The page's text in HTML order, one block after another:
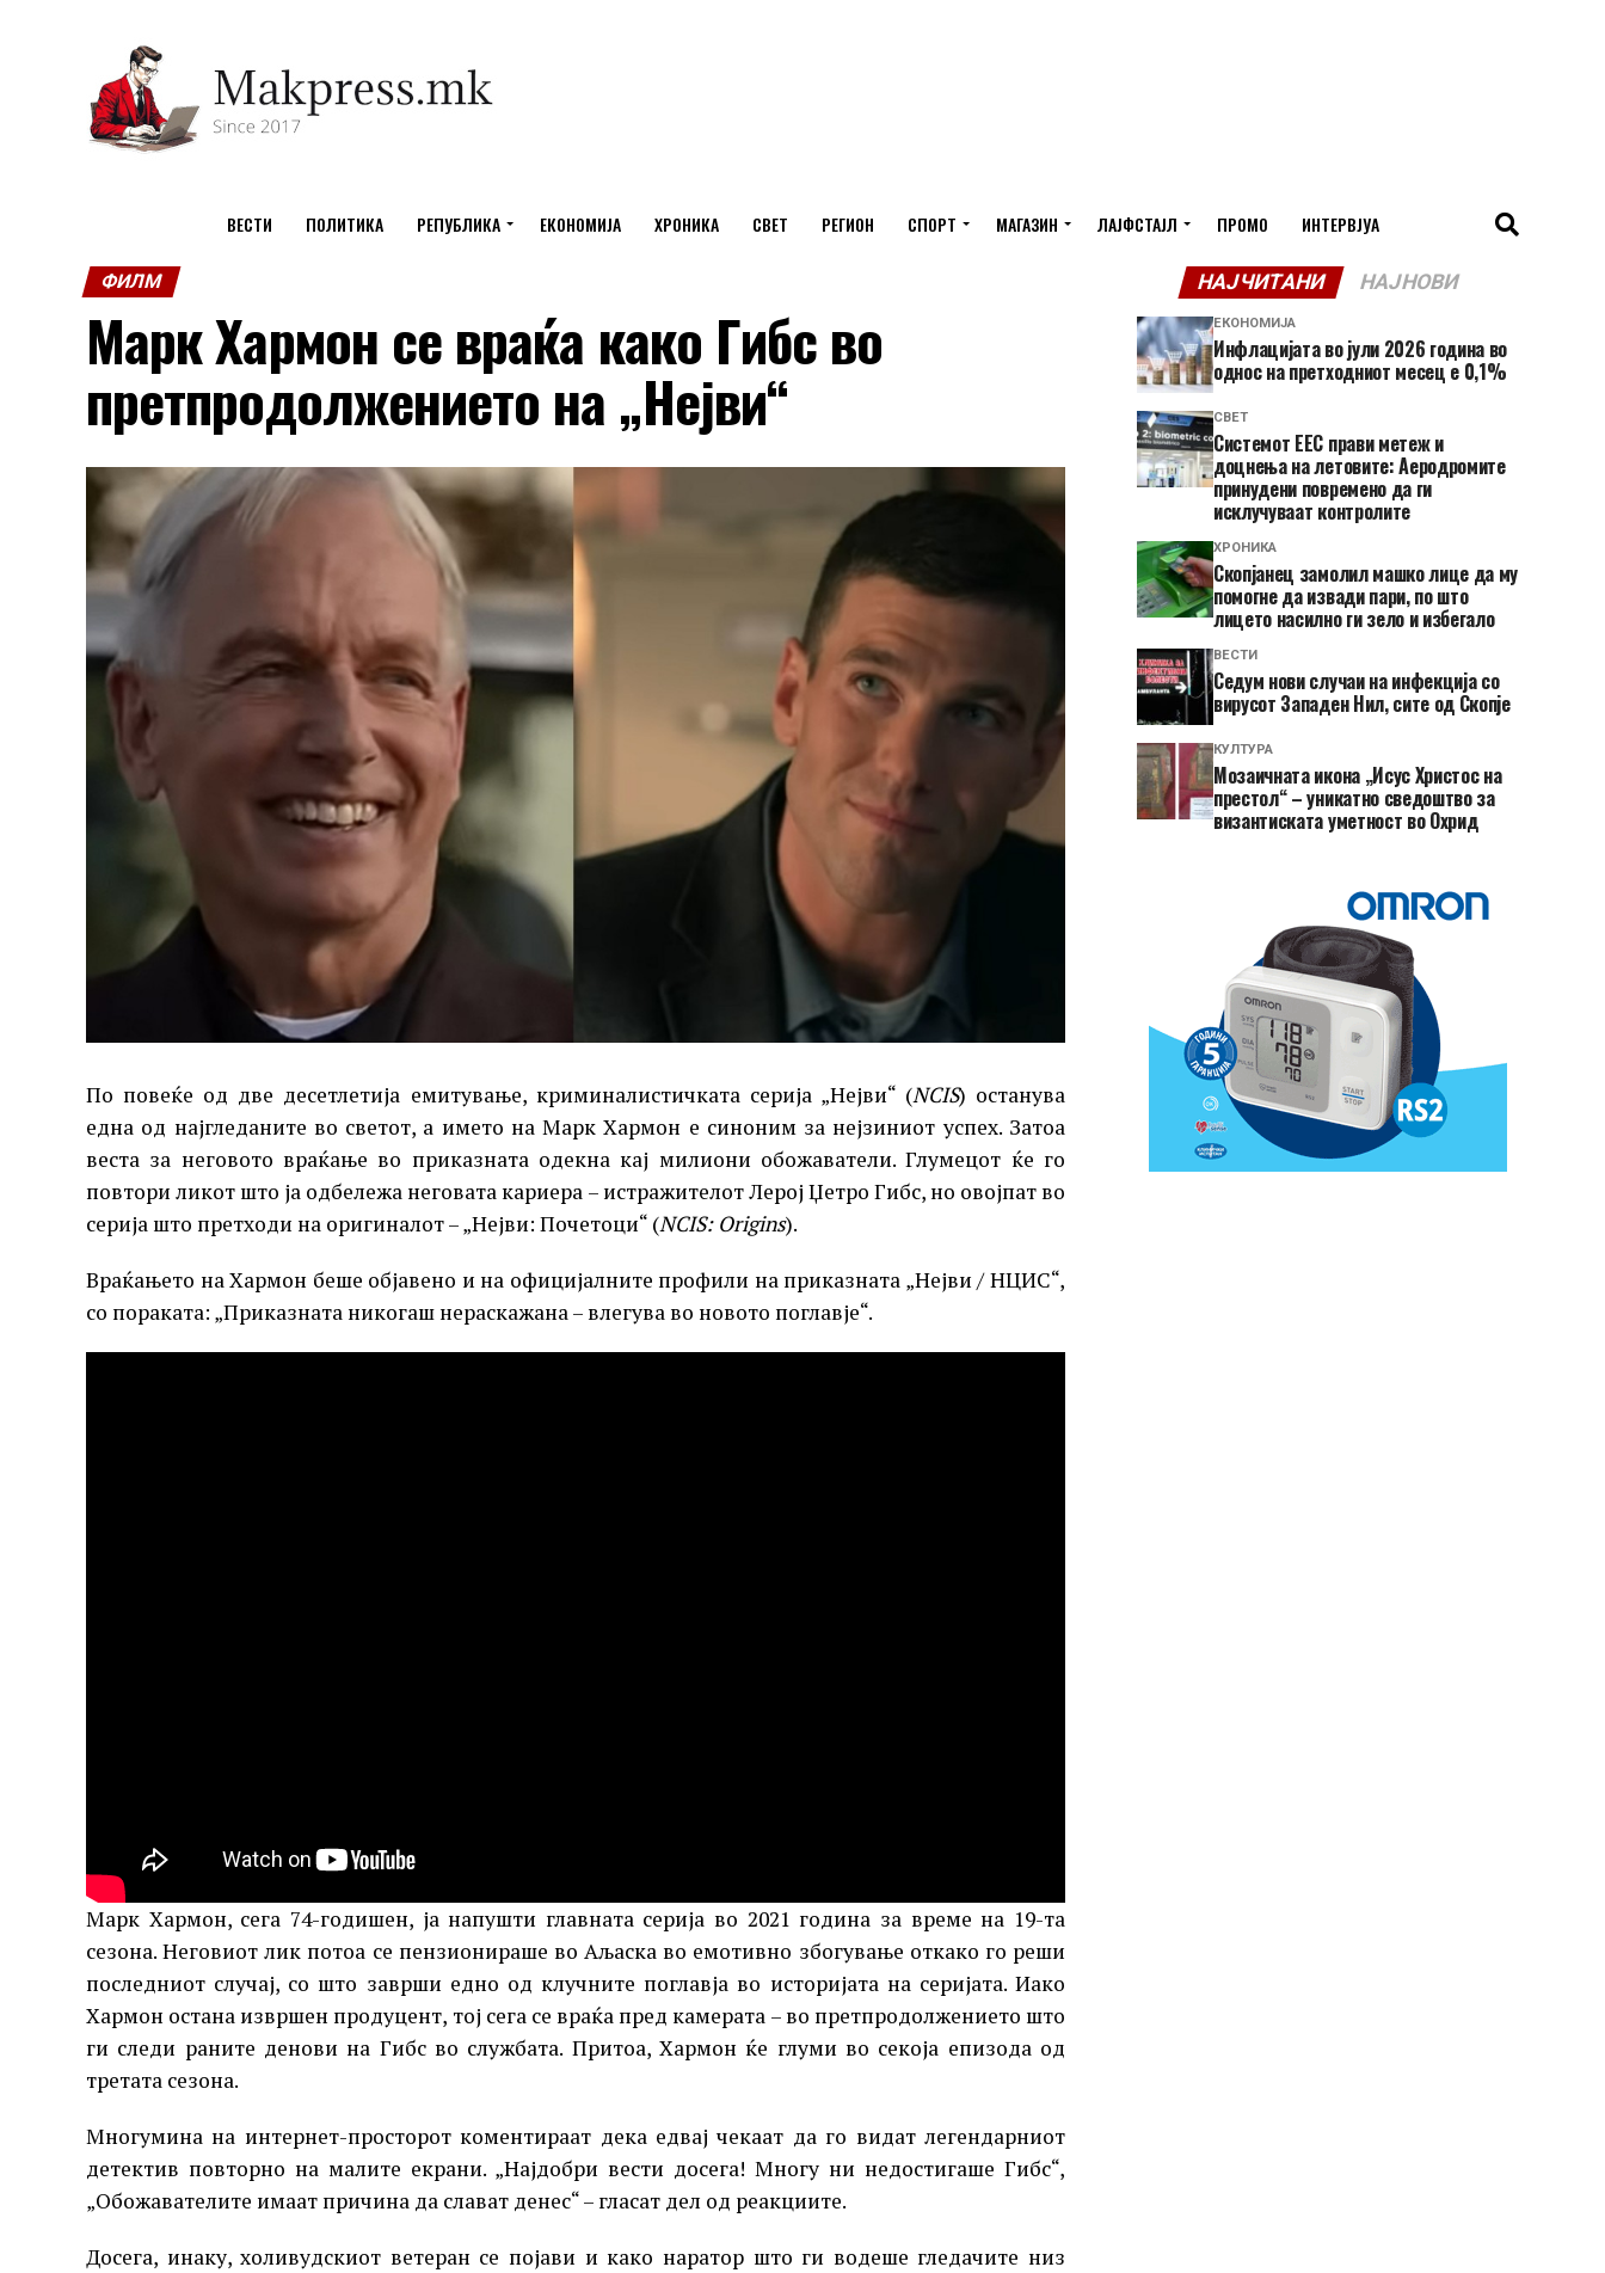
ВЕСТИ ПОЛИТИКА РЕПУБЛИКА ЕКОНОМИЈА ХРОНИКА СВЕТ РЕГИОН СПОРТ МАГАЗИН ЛАЈФСТАЈЛ ПРОМО ИНТЕРВЈУА
ФИЛМ
Марк Хармон се враќа како Гибс во
претпродолжението на „Нејви“
По повеќе од две десетлетија емитување, криминалистичката серија „Нејви“ (NCIS) останува
една од најгледаните во светот, а името на Марк Хармон е синоним за нејзиниот успех. Затоа
веста за неговото враќање во приказната одекна кај милиони обожаватели. Глумецот ќе го
повтори ликот што ја одбележа неговата кариера – истражителот Лерој Џетро Гибс, но овојпат во
серија што претходи на оригиналот – „Нејви: Почетоци“ (NCIS: Origins).
Враќањето на Хармон беше објавено и на официјалните профили на приказната „Нејви / НЦИС“,
со пораката: „Приказната никогаш нераскажана – влегува во новото поглавје“.
Марк Хармон, сега 74-годишен, ја напушти главната серија во 2021 година за време на 19-та
сезона. Неговиот лик потоа се пензионираше во Аљаска во емотивно збогување откако го реши
последниот случај, со што заврши едно од клучните поглавја во историјата на серијата. Иако
Хармон остана извршен продуцент, тој сега се враќа пред камерата – во претпродолжението што
ги следи раните денови на Гибс во службата. Притоа, Хармон ќе глуми во секоја епизода од
третата сезона.
Многумина на интернет-просторот коментираат дека едвај чекаат да го видат легендарниот
детектив повторно на малите екрани. „Најдобри вести досега! Многу ни недостигаше Гибс“,
„Обожавателите имаат причина да слават денес“ – гласат дел од реакциите.
Досега, инаку, холивудскиот ветеран се појави и како наратор што ги водеше гледачите низ
НАЈЧИТАНИ НАЈНОВИ
ЕКОНОМИЈА
Инфлацијата во јули 2026 година во
однос на претходниот месец е 0,1%
СВЕТ
Системот ЕЕС прави метеж и
доцнења на летовите: Аеродромите
принудени повремено да ги
исклучуваат контролите
ХРОНИКА
Скопјанец замолил машко лице да му
помогне да извади пари, по што
лицето насилно ги зело и избегало
ВЕСТИ
Седум нови случаи на инфекција со
вирусот Западен Нил, сите од Скопје
КУЛТУРА
Мозаичната икона „Исус Христос на
престол“ – уникатно сведоштво за
византиската уметност во Охрид